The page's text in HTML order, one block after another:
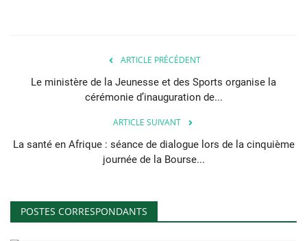
ARTICLE PRÉCÉDENT
Le ministère de la Jeunesse et des Sports organise la
cérémonie d’inauguration de...
ARTICLE SUIVANT
La santé en Afrique : séance de dialogue lors de la cinquième
journée de la Bourse...
POSTES CORRESPONDANTS